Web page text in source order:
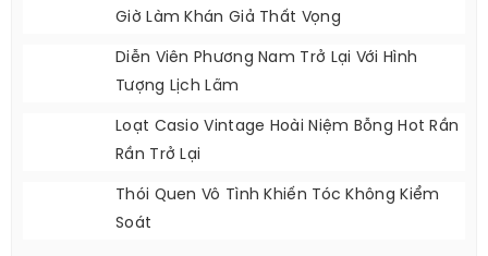
Giờ Làm Khán Giả Thất Vọng
Diễn Viên Phương Nam Trở Lại Với Hình
Tượng Lịch Lãm
Loạt Casio Vintage Hoài Niệm Bỗng Hot Rần
Rần Trở Lại
Thói Quen Vô Tình Khiến Tóc Không Kiểm
Soát